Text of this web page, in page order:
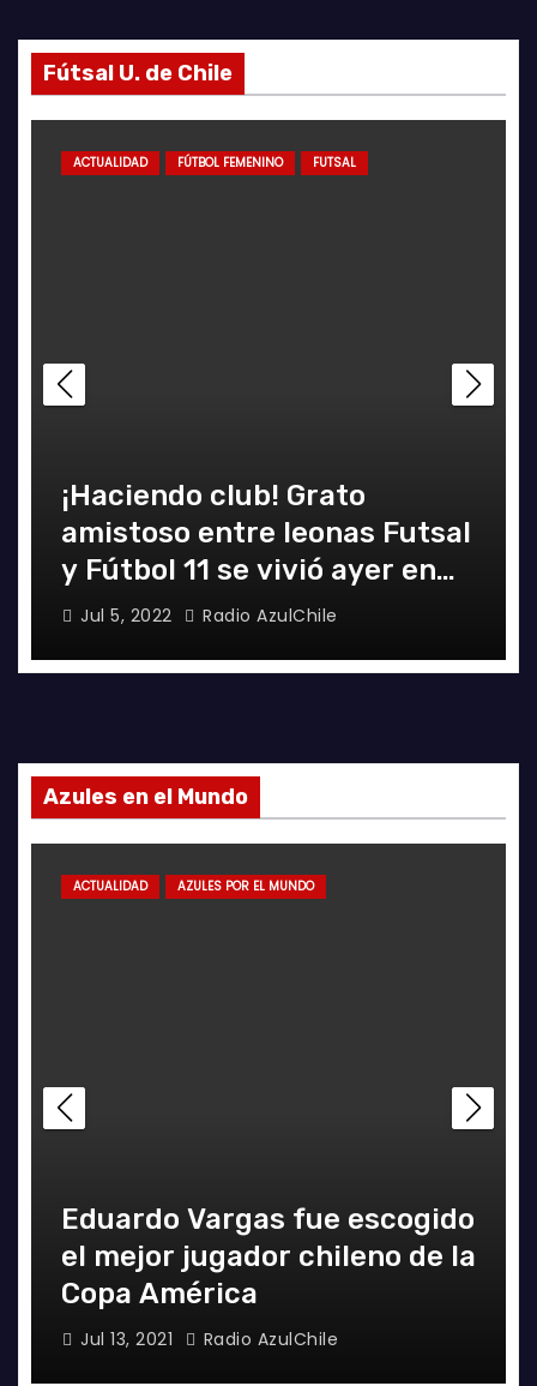
Fútsal U. de Chile
ACTUALIDAD FÚTBOL FEMENINO FUTSAL
¡Haciendo club! Grato
amistoso entre leonas Futsal
y Fútbol 11 se vivió ayer en
La Florida
Jul 5, 2022 Radio AzulChile
Azules en el Mundo
ACTUALIDAD AZULES POR EL MUNDO
Eduardo Vargas fue escogido
el mejor jugador chileno de la
Copa América
Jul 13, 2021 Radio AzulChile